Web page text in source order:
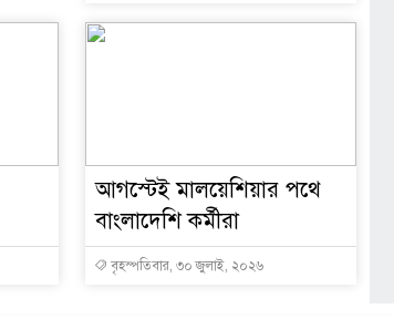
আগস্টেই মালয়েশিয়ার পথে
বাংলাদেশি কর্মীরা
বৃহস্পতিবার, ৩০ জুলাই, ২০২৬